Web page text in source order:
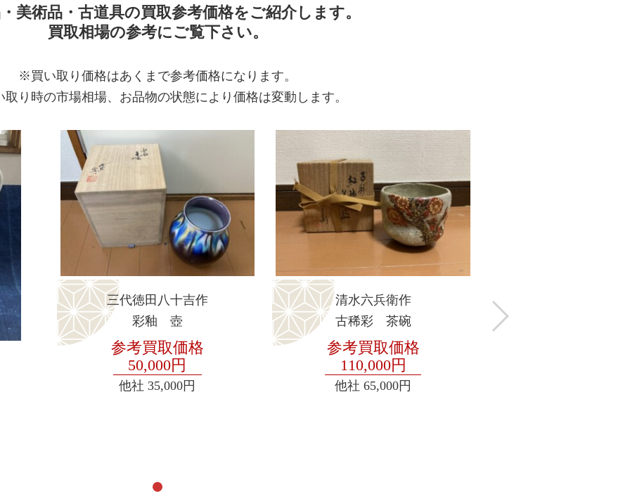
美術品・古道具の買取参考価格をご紹介します。
買取相場の参考にご覧下さい。
※買い取り価格はあくまで参考価格になります。
取り時の市場相場、お品物の状態により価格は変動します。
三代徳田八十吉作
彩釉 壺
参考買取価格
50,000円
他社35,000円
清水六兵衛作
古稀彩 茶碗
参考買取価格
110,000円
他社65,000円